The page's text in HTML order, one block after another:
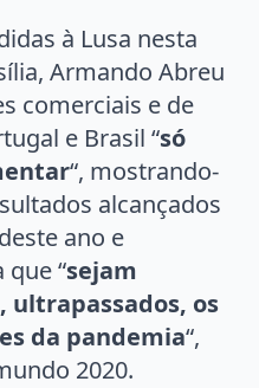
à Lusa nesta
Armando Abreu
comerciais e de
e Brasil “só
“, mostrando-
alcançados
ano e
“sejam
ultrapassados, os
da pandemia“,
2020.